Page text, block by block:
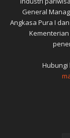
General
Angkasa Pura I
Hubungi